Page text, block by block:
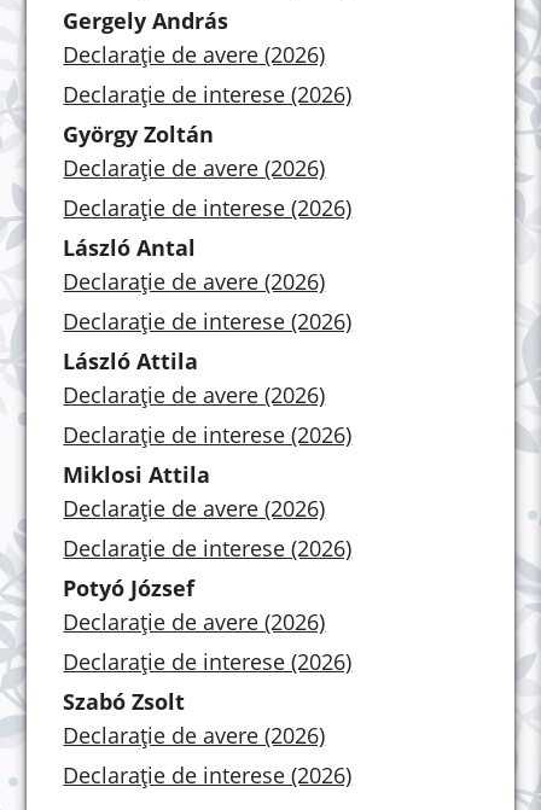
Gergely András
Declarație de avere (2026)
Declarație de interese (2026)
György Zoltán
Declarație de avere (2026)
Declarație de interese (2026)
László Antal
Declarație de avere (2026)
Declarație de interese (2026)
László Attila
Declarație de avere (2026)
Declarație de interese (2026)
Miklosi Attila
Declarație de avere (2026)
Declarație de interese (2026)
Potyó József
Declarație de avere (2026)
Declarație de interese (2026)
Szabó Zsolt
Declarație de avere (2026)
Declarație de interese (2026)